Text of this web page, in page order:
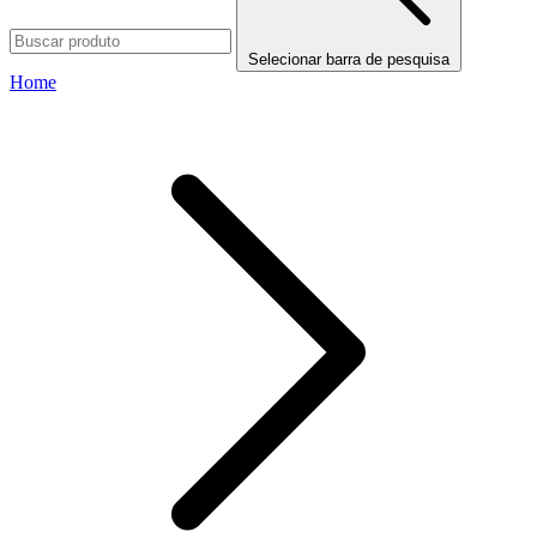
Selecionar barra de pesquisa
Home